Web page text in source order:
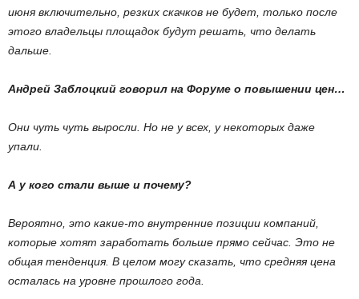
июня включительно, резких скачков не будет, только после
этого владельцы площадок будут решать, что делать
дальше.
Андрей Заблоцкий говорил на Форуме о повышении цен…
Они чуть чуть выросли. Но не у всех, у некоторых даже
упали.
А у кого стали выше и почему?
Вероятно, это какие-то внутренние позиции компаний,
которые хотят заработать больше прямо сейчас. Это не
общая тенденция. В целом могу сказать, что средняя цена
осталась на уровне прошлого года.